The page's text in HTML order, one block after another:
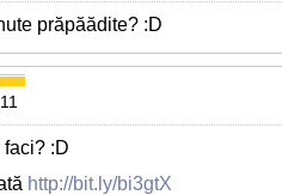
prăpăădite? :D
faci? :D
http://bit.ly/bi3gtX